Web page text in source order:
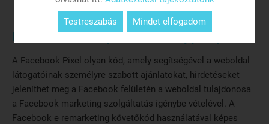
Facebook Pixel (Facebook képpont)
A Facebook Pixel olyan kód, amely segítségével a weboldal
látogatóinak személyre szabott ajánlatokat, hirdetéseket
jeleníthet meg a Facebook felületén a weboldal tulajdonosa
a Facebook marketing szolgáltatás igénybe vételével. A
Facebook e remarketing követőkód használatával képes
Mindet elfogadom
Testreszabás